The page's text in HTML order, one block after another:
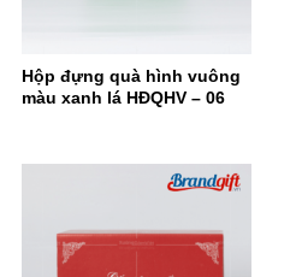
Hộp đựng quà hình vuông
màu xanh lá HĐQHV – 06